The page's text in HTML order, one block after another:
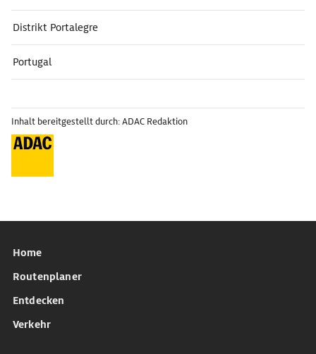
Distrikt Portalegre
Portugal
Inhalt bereitgestellt durch: ADAC Redaktion
Home
Routenplaner
Entdecken
Verkehr